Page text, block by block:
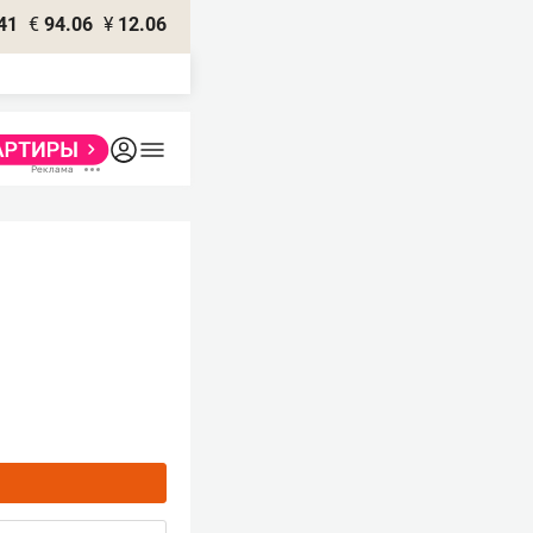
€ 94.06 ¥ 12.06